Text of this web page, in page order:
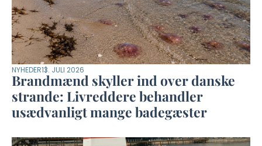
NYHEDER13. JULI 2026
Brandmænd skyller ind over danske
strande: Livreddere behandler
usædvanligt mange badegæster